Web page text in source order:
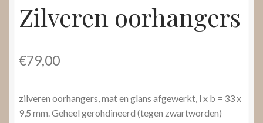
Zilveren oorhangers
€79,00
zilveren oorhangers, mat en glans afgewerkt, l x b = 33 x
9,5 mm. Geheel gerohdineerd (tegen zwartworden)